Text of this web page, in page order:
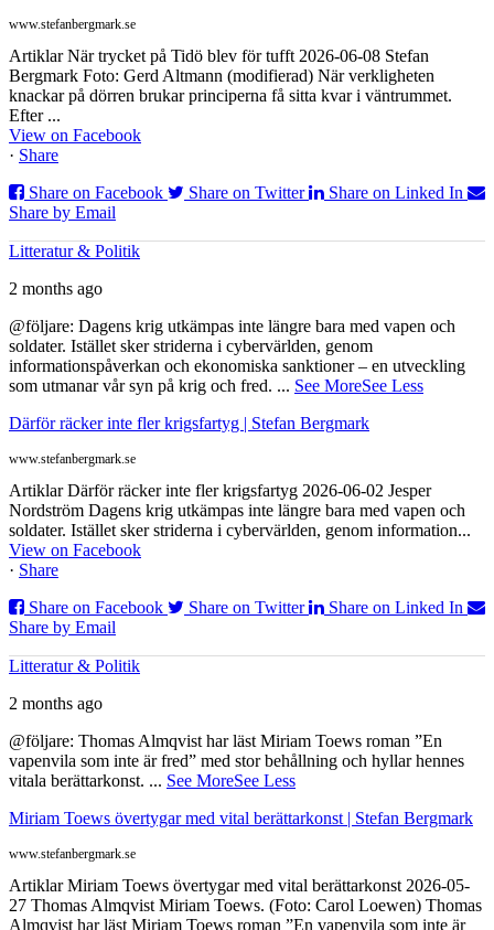
www.stefanbergmark.se
Artiklar När trycket på Tidö blev för tufft 2026-06-08 Stefan
Bergmark Foto: Gerd Altmann (modifierad) När verkligheten
knackar på dörren brukar principerna få sitta kvar i väntrummet.
Efter ...
View on Facebook
· Share
Share on Facebook
Share on Twitter
Share on Linked In
Share by Email
Litteratur & Politik
2 months ago
@följare: Dagens krig utkämpas inte längre bara med vapen och
soldater. Istället sker striderna i cybervärlden, genom
informationspåverkan och ekonomiska sanktioner – en utveckling
som utmanar vår syn på krig och fred. ... See MoreSee Less
Därför räcker inte fler krigsfartyg | Stefan Bergmark
www.stefanbergmark.se
Artiklar Därför räcker inte fler krigsfartyg 2026-06-02 Jesper
Nordström Dagens krig utkämpas inte längre bara med vapen och
soldater. Istället sker striderna i cybervärlden, genom information...
View on Facebook
· Share
Share on Facebook
Share on Twitter
Share on Linked In
Share by Email
Litteratur & Politik
2 months ago
@följare: Thomas Almqvist har läst Miriam Toews roman ”En
vapenvila som inte är fred” med stor behållning och hyllar hennes
vitala berättarkonst. ... See MoreSee Less
Miriam Toews övertygar med vital berättarkonst | Stefan Bergmark
www.stefanbergmark.se
Artiklar Miriam Toews övertygar med vital berättarkonst 2026-05-
27 Thomas Almqvist Miriam Toews. (Foto: Carol Loewen) Thomas
Almqvist har läst Miriam Toews roman ”En vapenvila som inte är